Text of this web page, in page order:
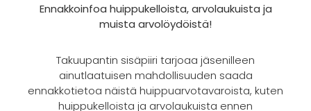
Ennakkoinfoa huippukelloista, arvolaukuista ja
muista arvolöydöistä!
Takuupantin sisäpiiri tarjoaa jäsenilleen
ainutlaatuisen mahdollisuuden saada
ennakkotietoa näistä huippuarvotavaroista, kuten
huippukelloista ja arvolaukuista ennen